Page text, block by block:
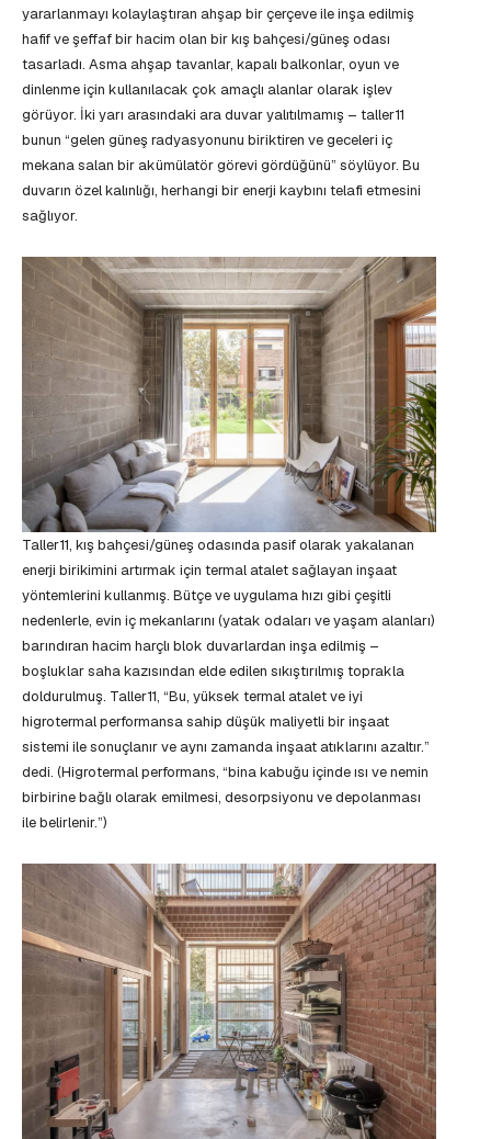
yararlanmayı kolaylaştıran ahşap bir çerçeve ile inşa edilmiş
hafif ve şeffaf bir hacim olan bir kış bahçesi/güneş odası
tasarladı. Asma ahşap tavanlar, kapalı balkonlar, oyun ve
dinlenme için kullanılacak çok amaçlı alanlar olarak işlev
görüyor. İki yarı arasındaki ara duvar yalıtılmamış – taller11
bunun “gelen güneş radyasyonunu biriktiren ve geceleri iç
mekana salan bir akümülatör görevi gördüğünü” söylüyor. Bu
duvarın özel kalınlığı, herhangi bir enerji kaybını telafi etmesini
sağlıyor.
Taller11, kış bahçesi/güneş odasında pasif olarak yakalanan
enerji birikimini artırmak için termal atalet sağlayan inşaat
yöntemlerini kullanmış. Bütçe ve uygulama hızı gibi çeşitli
nedenlerle, evin iç mekanlarını (yatak odaları ve yaşam alanları)
barındıran hacim harçlı blok duvarlardan inşa edilmiş –
boşluklar saha kazısından elde edilen sıkıştırılmış toprakla
doldurulmuş. Taller11, “Bu, yüksek termal atalet ve iyi
higrotermal performansa sahip düşük maliyetli bir inşaat
sistemi ile sonuçlanır ve aynı zamanda inşaat atıklarını azaltır.”
dedi. (Higrotermal performans, “bina kabuğu içinde ısı ve nemin
birbirine bağlı olarak emilmesi, desorpsiyonu ve depolanması
ile belirlenir.”)